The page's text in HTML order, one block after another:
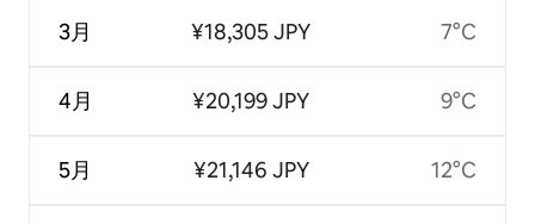
3月
4月
5月
¥18,305 JPY
¥20,199 JPY
¥21,146 JPY
7°C
9°C
12°C